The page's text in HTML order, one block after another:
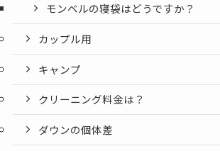
モンベルの寝袋はどうですか？
カップル用
キャンプ
クリーニング料金は？
ダウンの個体差